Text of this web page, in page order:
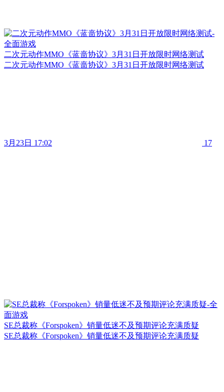
二次元动作MMO《蓝啬协议》3月31日开放限时网络测试
二次元动作MMO《蓝啬协议》3月31日开放限时网络测试
3月23日 17:02 17
SE总裁称《Forspoken》销量低迷不及预期评论充满质疑
SE总裁称《Forspoken》销量低迷不及预期评论充满质疑